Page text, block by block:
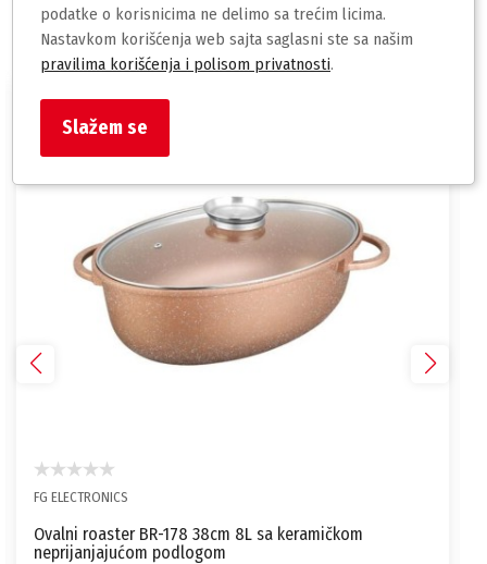
Slični proizvodi
FG ELECTRONICS
Ovalni roaster BR-178 38cm 8L sa keramičkom
neprijanjajućom podlogom
podatke o korisnicima ne delimo sa trećim licima.
Nastavkom korišćenja web sajta saglasni ste sa našim
pravilima korišćenja i polisom privatnosti.
Slažem se